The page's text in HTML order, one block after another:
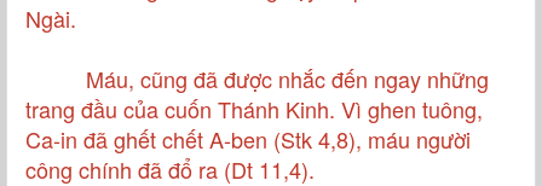
Ngài.
Máu, cũng đã được nhắc đến ngay những
trang đầu của cuốn Thánh Kinh. Vì ghen tuông,
Ca-in đã ghết chết A-ben (Stk 4,8), máu người
công chính đã đổ ra (Dt 11,4).